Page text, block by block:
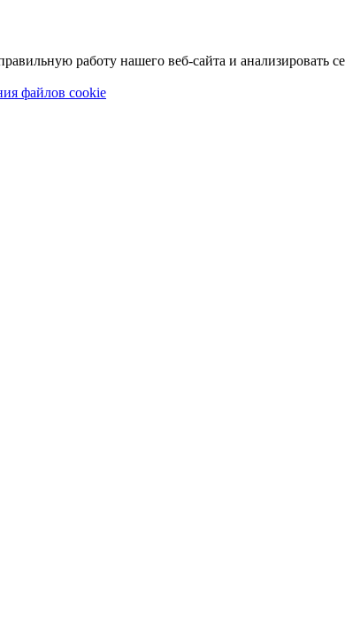
работу нашего веб-сайта и анализировать
файлов cookie